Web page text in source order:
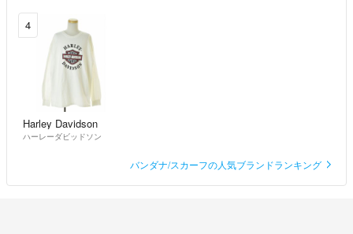
4
Harley Davidson
ハーレーダビッドソン
バンダナ/スカーフの人気ブランドランキング